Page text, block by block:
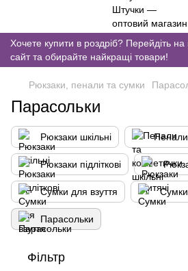
Хочете купити в роздріб? Перейдіть
сайт та обирайте найкращі товари!
Рюкзаки, пенали та сумки
Парасольки
Рюкзаки шкільні Пенали
Рюкзаки підліткові
Сумки для взуття Сумки
Парасольки
Фільтр